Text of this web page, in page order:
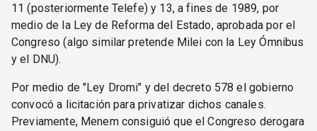
11 (posteriormente Telefe) y 13, a fines de 1989, por
medio de la Ley de Reforma del Estado, aprobada por el
Congreso (algo similar pretende Milei con la Ley Ómnibus
y el DNU).
Por medio de "Ley Dromi" y del decreto 578 el gobierno
convocó a licitación para privatizar dichos canales.
Previamente, Menem consiguió que el Congreso derogara